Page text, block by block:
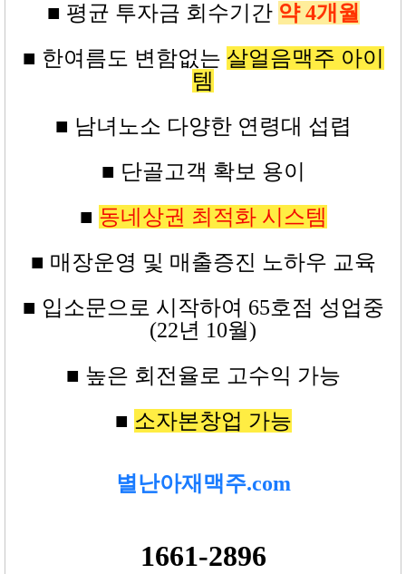
■ 평균 투자금 회수기간 약 4개월
■ 한여름도 변함없는 살얼음맥주 아이
템
■ 남녀노소 다양한 연령대 섭렵
■ 단골고객 확보 용이
■ 동네상권 최적화 시스템
■ 매장운영 및 매출증진 노하우 교육
■ 입소문으로 시작하여 65호점 성업중
(22년 10월)
■ 높은 회전율로 고수익 가능
■ 소자본창업 가능
별난아재맥주.com
1661-2896